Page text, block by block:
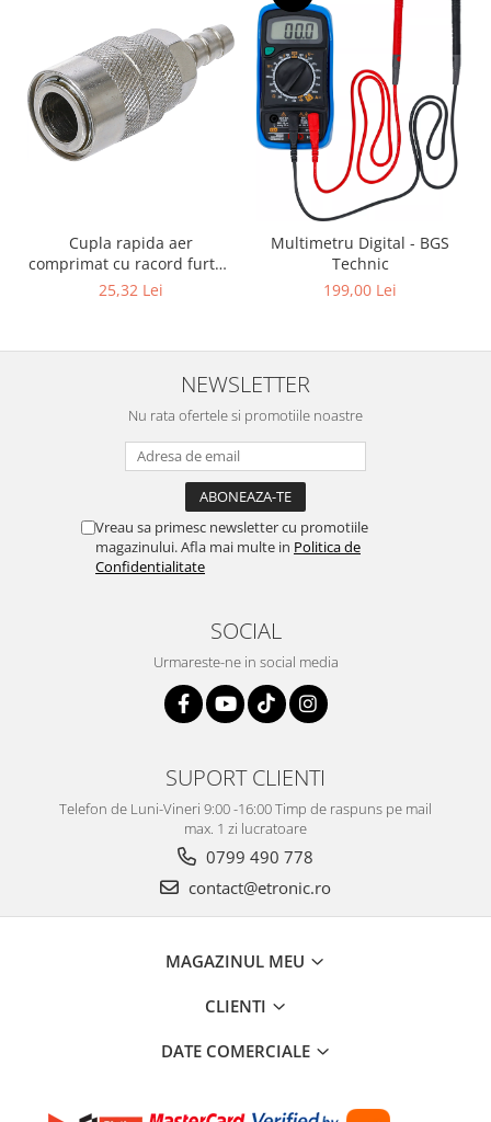
Cupla rapida aer
comprimat cu racord furtun
8 mm (5/16") | SUA / Franta
25,32 Lei
Multimetru Digital - BGS
Technic
199,00 Lei
NEWSLETTER
Nu rata ofertele si promotiile noastre
Vreau sa primesc newsletter cu promotiile
magazinului. Afla mai multe in Politica de
Confidentialitate
SOCIAL
Urmareste-ne in social media
SUPORT CLIENTI
Telefon de Luni-Vineri 9:00 -16:00 Timp de raspuns pe mail
max. 1 zi lucratoare
0799 490 778
contact@etronic.ro
MAGAZINUL MEU
CLIENTI
DATE COMERCIALE